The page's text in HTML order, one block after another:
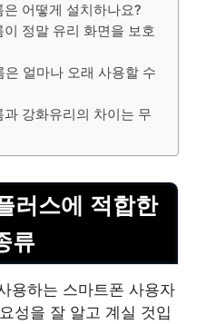
어떻게 설치하나요?
정말 유리 화면을 보호
은 얼마나 오래 사용할 수
강화유리의 차이는 무
러스에 적합한
류
용하는 스마트폰 사용자
성을 잘 알고 계실 것입